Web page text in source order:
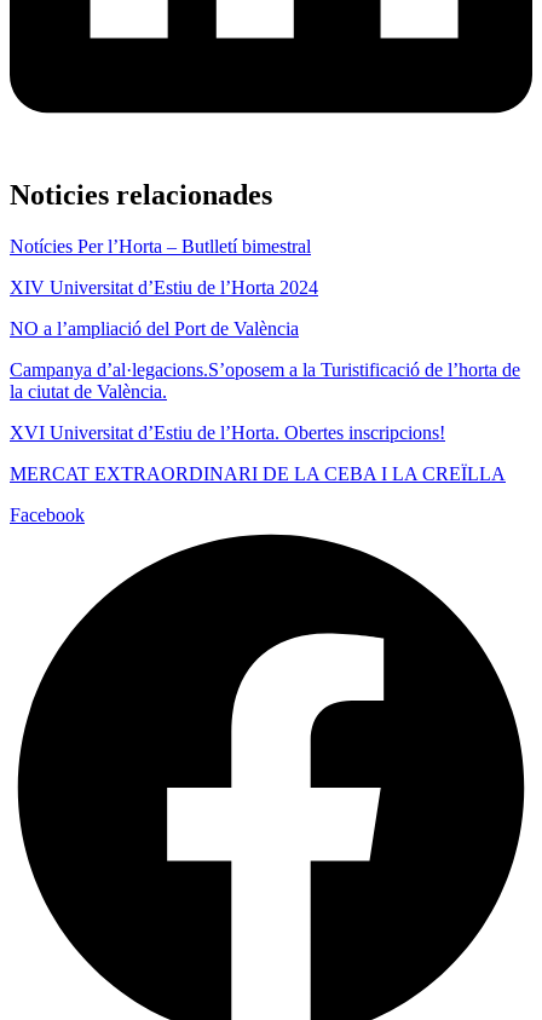
Noticies relacionades
Notícies Per l’Horta – Butlletí bimestral
XIV Universitat d’Estiu de l’Horta 2024
NO a l’ampliació del Port de València
Campanya d’al·legacions.S’oposem a la Turistificació de l’horta de
la ciutat de València.
XVI Universitat d’Estiu de l’Horta. Obertes inscripcions!
MERCAT EXTRAORDINARI DE LA CEBA I LA CREÏLLA
Facebook